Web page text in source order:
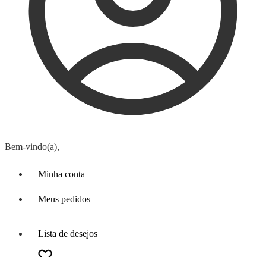
Bem-vindo(a),
Minha conta
Meus pedidos
Lista de desejos